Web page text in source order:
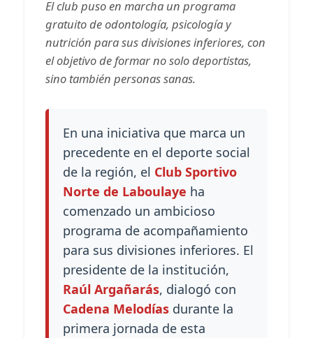
El club puso en marcha un programa
gratuito de odontología, psicología y
nutrición para sus divisiones inferiores, con
el objetivo de formar no solo deportistas,
sino también personas sanas.
En una iniciativa que marca un
precedente en el deporte social
de la región, el Club Sportivo
Norte de Laboulaye ha
comenzado un ambicioso
programa de acompañamiento
para sus divisiones inferiores. El
presidente de la institución,
Raúl Argañarás, dialogó con
Cadena Melodías durante la
primera jornada de esta